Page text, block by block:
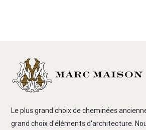
Le plus grand choix de cheminées
grand choix d'éléments d'architecture.